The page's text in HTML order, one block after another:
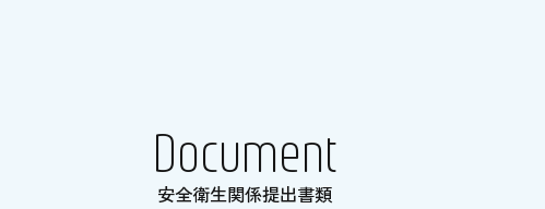
安全衛生関係提出書類
Document